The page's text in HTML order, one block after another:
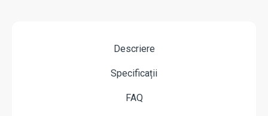
Descriere
Specificații
FAQ